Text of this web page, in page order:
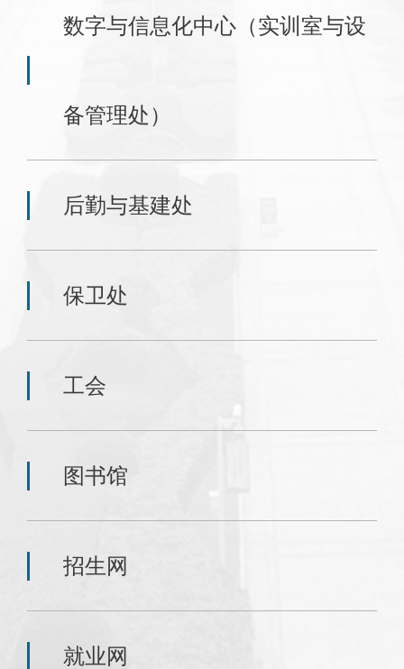
数字与信息化中心（实训室与设
备管理处）
后勤与基建处
保卫处
工会
图书馆
招生网
就业网